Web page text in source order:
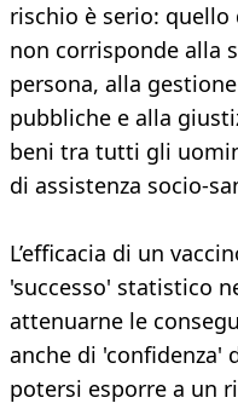
rischio è serio:
non corrisponde alla
persona, alla
pubbliche e alla
beni tra tutti gli
di assistenza socio-
L’efficacia di un
'successo' statistico
attenuarne le
anche di 'confidenza'
potersi esporre a un